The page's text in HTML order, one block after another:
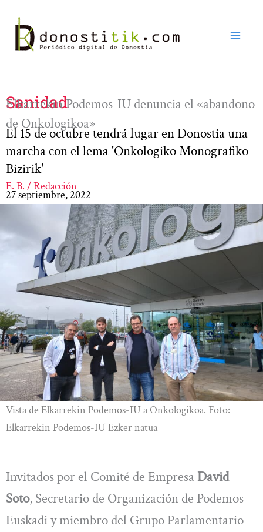
contenido
Sanidad
Elkarrekin Podemos-IU denuncia el «abandono
de Onkologikoa»
El 15 de octubre tendrá lugar en Donostia una
marcha con el lema 'Onkologiko Monografiko
Bizirik'
E. B. / Redacción
27 septiembre, 2022
Vista de Elkarrekin Podemos-IU a Onkologikoa. Foto:
Elkarrekin Podemos-IU Ezker natua
Invitados por el Comité de Empresa David
Soto, Secretario de Organización de Podemos
Euskadi y miembro del Grupo Parlamentario